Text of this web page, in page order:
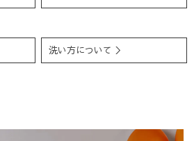
見えるストライ
カットソーを作
りました♪ :綿
ったりめな萌え
なアイテムを、
して、お写真を
お送りいたしま
😭💦あらかじめ
洗い方について ＞